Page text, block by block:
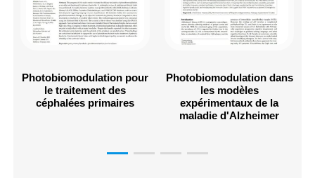
Photobiomodulation pour
le traitement des
céphalées primaires
Photobiomodulation dans
les modèles
expérimentaux de la
maladie d'Alzheimer